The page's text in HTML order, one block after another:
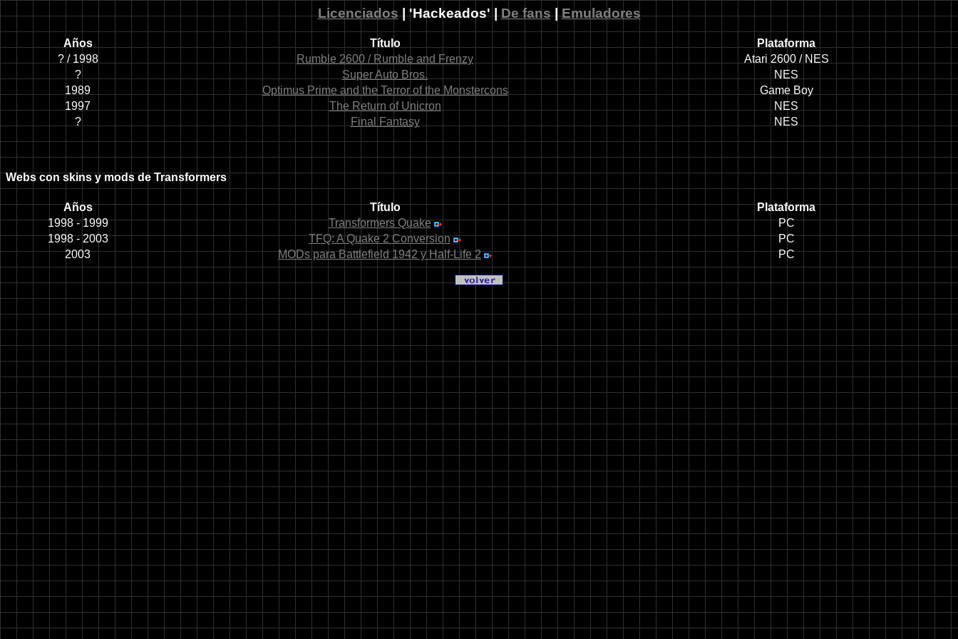
Licenciados| 'Hackeados' |De fans|Emuladores
Años Título
Plataforma
? / 1998
Rumble 2600 / Rumble and Frenzy
Atari 2600 / NES
?
Super Auto Bros.
NES
1989
Optimus Prime and the Terror of the Monstercons
Game Boy
1997
The Return of Unicron
NES
?
Final Fantasy NES
Webs con skins y mods de Transformers
Años Título
Plataforma
1998 - 1999
Transformers Quake
PC
1998 - 2003
TFQ: A Quake 2 Conversion
PC
2003
MODs para Battlefield 1942 y Half-Life 2 PC